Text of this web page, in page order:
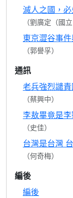
滅人之國，
（劉廣定（國
東京澀谷事
（郭譽孚）
通訊
老兵強烈譴
（蔡興中）
李敖畢竟是
（史佳）
台灣是台灣
（何奇梅）
編後
編後